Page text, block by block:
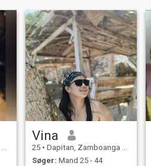
Vina
25 • Dapitan, Zamboanga del Norte, Filippinerne
Søger: Mand 25 - 44